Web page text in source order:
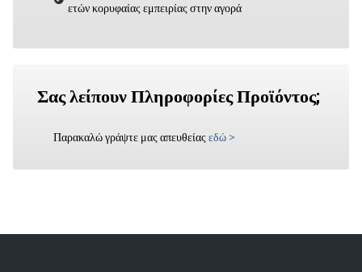
ετών κορυφαίας εμπειρίας στην αγορά
Σας λείπουν Πληροφορίες Προϊόντος;
Παρακαλώ γράψτε μας απευθείας εδώ >